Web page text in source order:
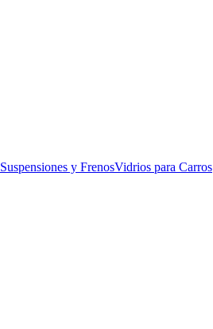
Suspensiones y FrenosVidrios para Carros